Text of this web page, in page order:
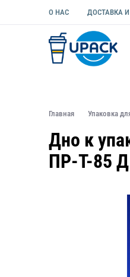
О НАС ДОСТАВКА
Главная Упаковка
Дно к
ПР-Т-85 Д